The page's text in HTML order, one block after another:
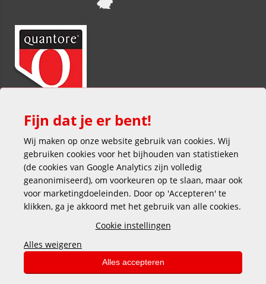
Veilig en gemakkelijk betalen
Fijn dat je er bent!
Wij maken op onze website gebruik van cookies. Wij
gebruiken cookies voor het bijhouden van statistieken
(de cookies van Google Analytics zijn volledig
geanonimiseerd), om voorkeuren op te slaan, maar ook
voor marketingdoeleinden. Door op 'Accepteren' te
klikken, ga je akkoord met het gebruik van alle cookies.
Cookie instellingen
Alles weigeren
Alles accepteren